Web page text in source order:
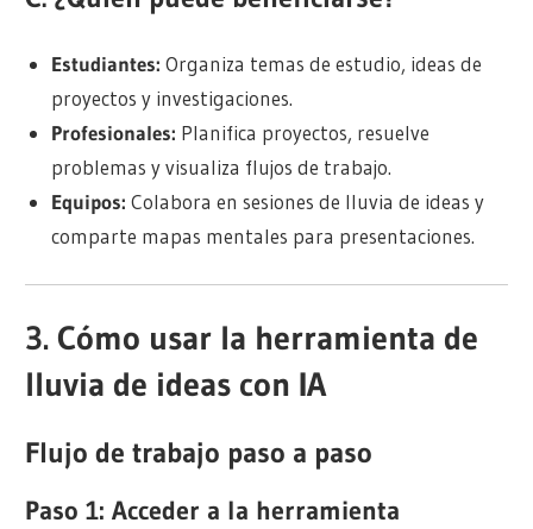
Estudiantes: Organiza temas de estudio, ideas de
proyectos y investigaciones.
Profesionales: Planifica proyectos, resuelve
problemas y visualiza flujos de trabajo.
Equipos: Colabora en sesiones de lluvia de ideas y
comparte mapas mentales para presentaciones.
3. Cómo usar la herramienta de
lluvia de ideas con IA
Flujo de trabajo paso a paso
Paso 1: Acceder a la herramienta